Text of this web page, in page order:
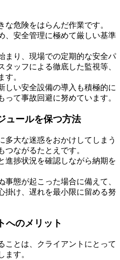
危険をはらんだ作業です。
、安全管理に極めて厳しい基準
まり、現場での定期的な安全パ
タッフによる徹底した監視等、
す。
しい安全設備の導入も積極的に
て事故回避に努めています。
ュールを保つ方法
多大な迷惑をおかけしてしまう
つながるたとえです。
進捗状況を確認しながら納期を
事態が起こった場合に備えて、
掛け、遅れを最小限に留める努
へのメリット
ことは、クライアントにとって
ます。